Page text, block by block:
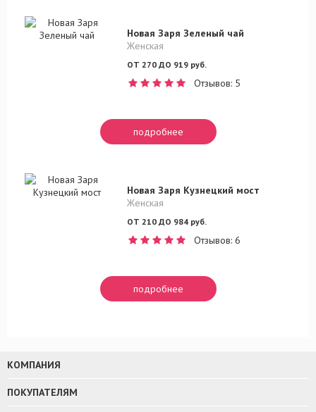
Новая Заря Зеленый чай
Женская
ОТ 270 ДО 919 руб.
Отзывов: 5
подробнее
Новая Заря Кузнецкий мост
Женская
ОТ 210 ДО 984 руб.
Отзывов: 6
подробнее
КОМПАНИЯ
ПОКУПАТЕЛЯМ